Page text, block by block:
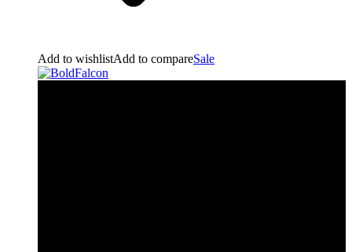
Add to wishlistAdd to compareSale